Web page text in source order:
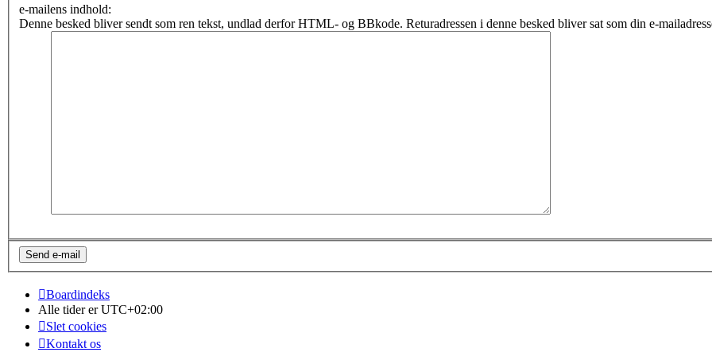
e-mailens indhold:
Denne besked bliver sendt som ren tekst, undlad derfor HTML- og BBkode. Returadressen i denne besked bliver sat som din e-
Boardindeks
Alle tider erUTC+02:00
Slet cookies
Kontakt os